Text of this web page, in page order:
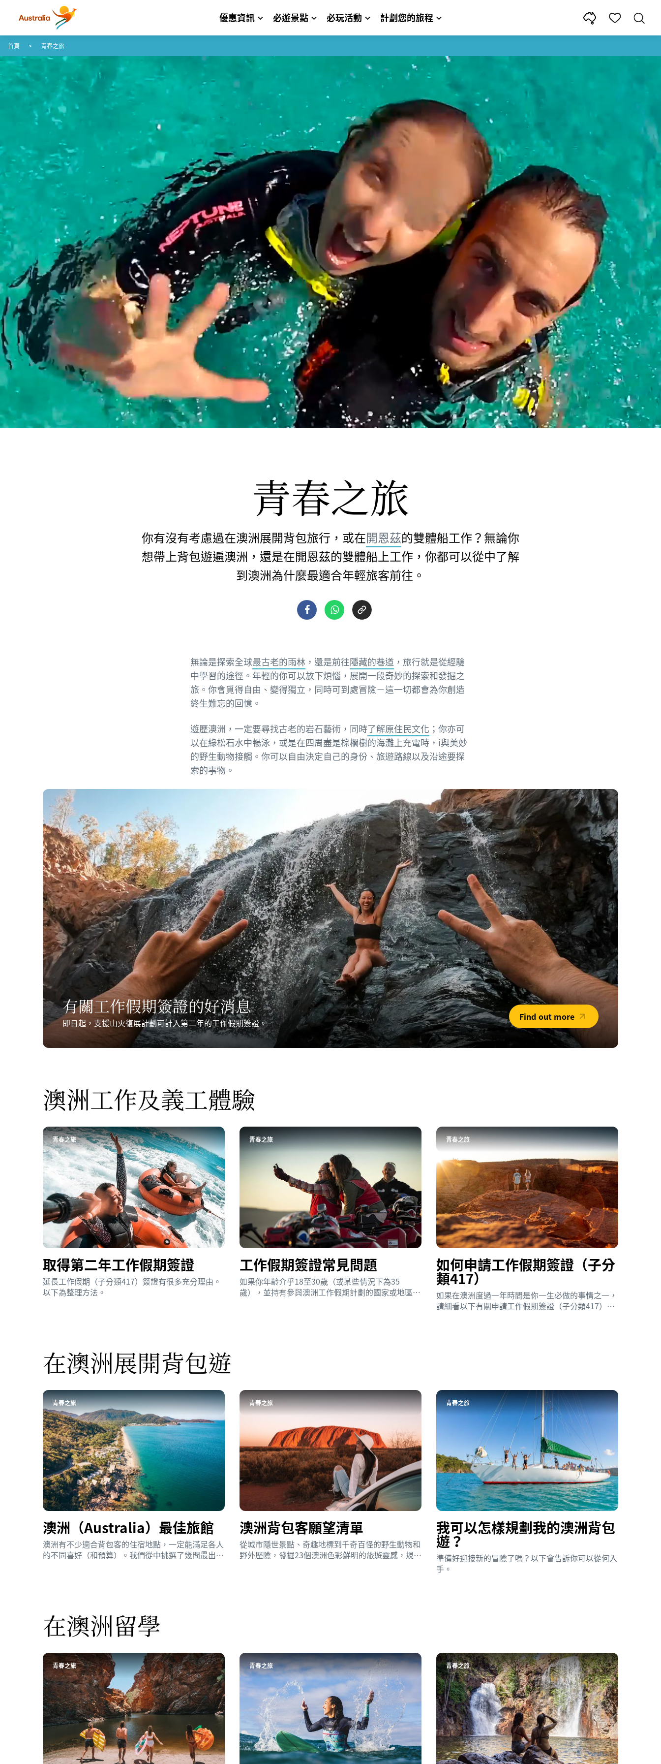
跳至內容
跳至頁尾導覽
優惠資訊 必遊景點 必玩活動 計劃您的旅程
首頁 青春之旅
青春之旅
你有沒有考慮過在澳洲展開背包旅行，或在開恩茲的雙體船工作？無論你
想帶上背包遊遍澳洲，還是在開恩茲的雙體船上工作，你都可以從中了解
到澳洲為什麼最適合年輕旅客前往。
無論是探索全球最古老的雨林 ，還是前往隱藏的巷道 ，旅行就是從經驗
中學習的途徑。年輕的你可以放下煩惱，展開一段奇妙的探索和發掘之
旅。你會覓得自由、變得獨立，同時可到處冒險－這一切都會為你創造
終生難忘的回憶。
遊歷澳洲，一定要尋找古老的岩石藝術，同時了解原住民文化 ；你亦可
以在綠松石水中暢泳，或是在四周盡是棕櫚樹的海灘上充電時，i與美妙
的野生動物接觸。你可以自由決定自己的身份、旅遊路線以及沿途要探
索的事物。
有關工作假期簽證的好消息
即日起，支援山火復展計劃可計入第二年的工作假期簽證。
Find out more
澳洲工作及義工體驗
青春之旅
取得第二年工作假期簽證
延長工作假期（子分類417）簽證有很多充分理由。
以下為整理方法。
青春之旅
工作假期簽證常見問題
如果你年齡介乎18至30歲（或某些情況下為35
歲），並持有參與澳洲工作假期計劃的國家或地區的
青春之旅
如何申請工作假期簽證（子分
類417）
如果在澳洲度過一年時間是你一生必做的事情之一，
請細看以下有關申請工作假期簽證（子分類417）的
在澳洲展開背包遊
青春之旅
澳洲（Australia）最佳旅館
澳洲有不少適合背包客的住宿地點，一定能滿足各人
的不同喜好（和預算）。我們從中挑選了幾間最出色
青春之旅
澳洲背包客願望清單
從城市隱世景點、奇趣地標到千奇百怪的野生動物和
野外歷險，發掘23個澳洲色彩鮮明的旅遊靈感，規劃
青春之旅
我可以怎樣規劃我的澳洲背包
遊？
準備好迎接新的冒險了嗎？以下會告訴你可以從何入
手。
在澳洲留學
青春之旅 青春之旅 青春之旅